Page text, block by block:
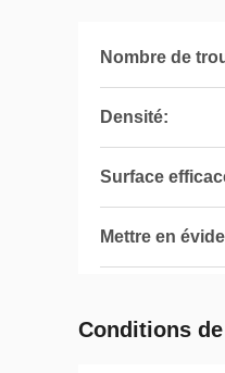
Nombre de
Densité:
Surface
Mettre en
Conditions